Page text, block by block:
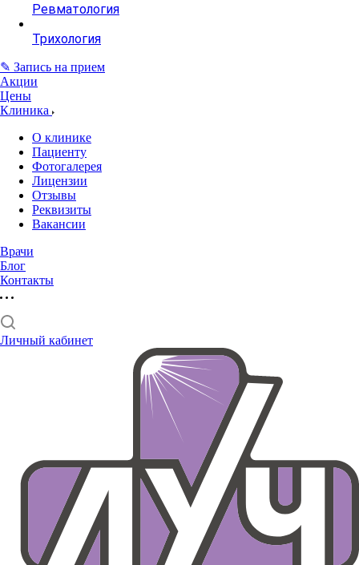
Ревматология
Трихология
✎ Запись на прием
Акции
Цены
Клиника
О клинике
Пациенту
Фотогалерея
Лицензии
Отзывы
Реквизиты
Вакансии
Врачи
Блог
Контакты
Личный кабинет